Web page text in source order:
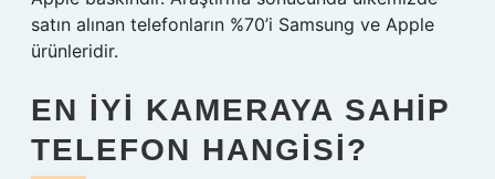
satın alınan telefonların %70’i Samsung ve Apple
ürünleridir.
EN IYI KAMERAYA SAHIP
TELEFON HANGISI?